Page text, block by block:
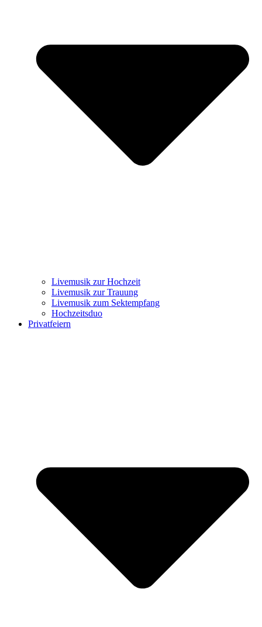
Livemusik zur Hochzeit
Livemusik zur Trauung
Livemusik zum Sektempfang
Hochzeitsduo
Privatfeiern